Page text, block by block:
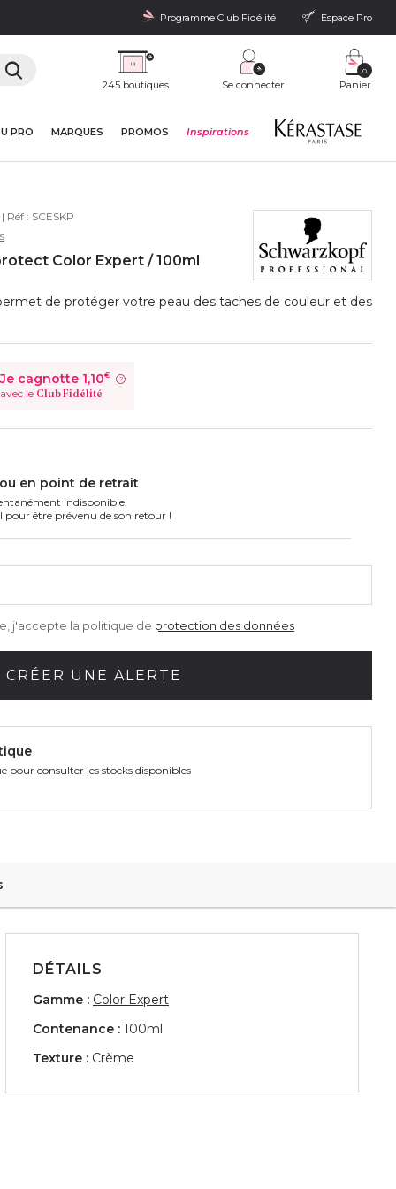
Programme Club Fidélité Espace Pro
245 boutiques Se connecter Panier
0
PRO MARQUES PROMOS Inspirations
| Réf : SCESKP
Color Expert / 100ml
de protéger votre peau des taches de couleur et des
Je cagnotte 1,10€
avec le Club Fidélité
?
en point de retrait
indisponible.
pour être prévenu de son retour !
j'accepte la politique de protection des données
CRÉER UNE ALERTE
pour consulter les stocks disponibles
DÉTAILS
Gamme : Color Expert
Contenance : 100ml
Texture : Crème